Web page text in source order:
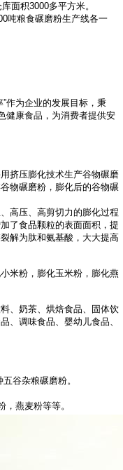
面积3000多平方米。
吨粮食碾磨粉生产线各一
作为企业的发展目标，秉
健康食品，为消费者提供安
挤压膨化技术生产谷物碾磨
物碾磨粉，膨化后的谷物碾
高压、高剪切力的膨化过程
了食品颗粒的表面面积，提
解为肽和氨基酸，大大提高
米粉，膨化玉米粉，膨化燕
、奶茶、烘焙食品、固体饮
、调味食品、婴幼儿食品、
谷杂粮碾磨粉。
，燕麦粉等等。